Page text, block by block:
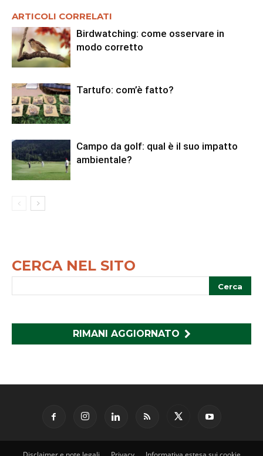
ARTICOLI CORRELATI
Birdwatching: come osservare in
modo corretto
Tartufo: com’è fatto?
Campo da golf: qual è il suo impatto
ambientale?
CERCA NEL SITO
RIMANI AGGIORNATO